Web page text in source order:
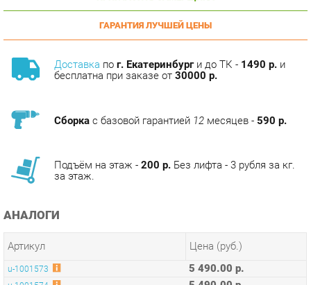
по г. Екатеринбурги до ТК -
бесплатна при заказе от30000 р.
Подъём на этаж - 200 р. Без лифта - 3 рубля за кг.
АНАЛОГИ
u-1001574 5 490.00 р.
5 490.00 р.